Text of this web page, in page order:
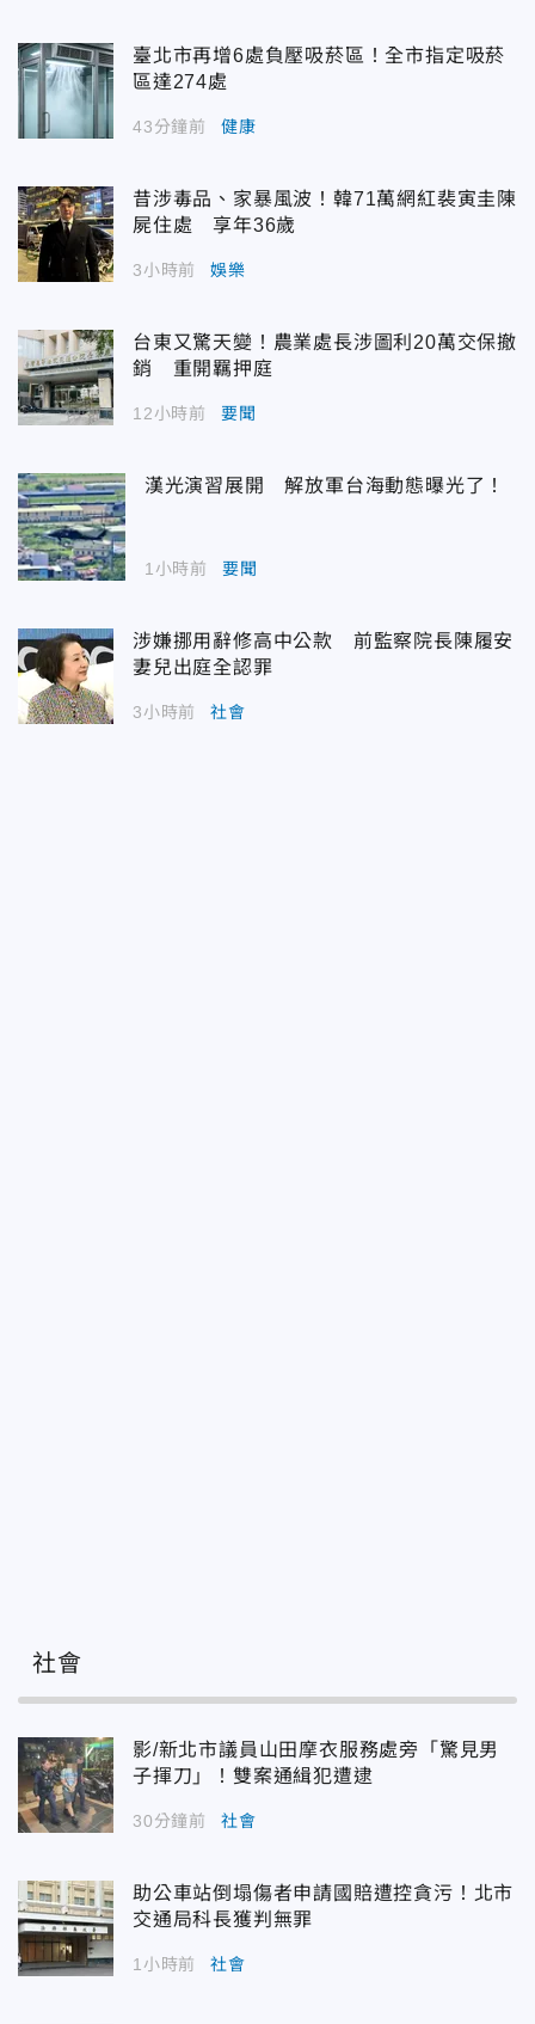
臺北市再增6處負壓吸菸區！全市指定吸菸
區達274處
43分鐘前 健康
昔涉毒品、家暴風波！韓71萬網紅裴寅圭陳
屍住處 享年36歲
3小時前 娛樂
台東又驚天變！農業處長涉圖利20萬交保撤
銷 重開羈押庭
12小時前 要聞
漢光演習展開 解放軍台海動態曝光了！
1小時前 要聞
涉嫌挪用辭修高中公款 前監察院長陳履安
妻兒出庭全認罪
3小時前 社會
社會
影/新北市議員山田摩衣服務處旁「驚見男
子揮刀」！雙案通緝犯遭逮
30分鐘前 社會
助公車站倒塌傷者申請國賠遭控貪污！北市
交通局科長獲判無罪
1小時前 社會